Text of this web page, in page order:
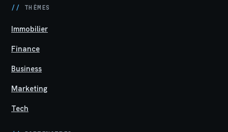
// THÈMES
Immobilier
Finance
Business
Marketing
Tech